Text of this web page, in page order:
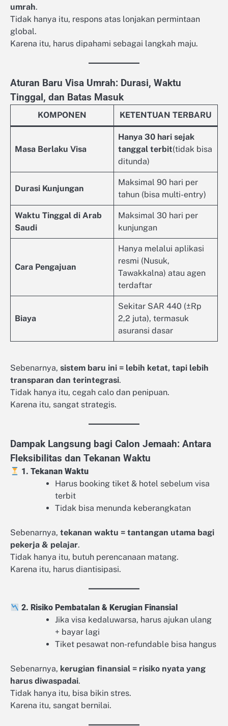
umrah.
Tidak hanya itu, respons atas lonjakan permintaan
global.
Karena itu, harus dipahami sebagai langkah maju.
Aturan Baru Visa Umrah: Durasi, Waktu
Tinggal, dan Batas Masuk
KOMPONEN KETENTUAN TERBARU
Masa Berlaku Visa
Hanya 30 hari sejak
tanggal terbit(tidak bisa
ditunda)
Durasi Kunjungan
Maksimal 90 hari per
tahun (bisa multi-entry)
Waktu Tinggal di Arab
Saudi
Maksimal 30 hari per
kunjungan
Cara Pengajuan
Hanya melalui aplikasi
resmi (Nusuk,
Tawakkalna) atau agen
terdaftar
Biaya
Sekitar SAR 440 (±Rp
2,2 juta), termasuk
asuransi dasar
Sebenarnya, sistem baru ini = lebih ketat, tapi lebih
transparan dan terintegrasi.
Tidak hanya itu, cegah calo dan penipuan.
Karena itu, sangat strategis.
Dampak Langsung bagi Calon Jemaah: Antara
Fleksibilitas dan Tekanan Waktu
1. Tekanan Waktu
Harus booking tiket & hotel sebelum visa
terbit
Tidak bisa menunda keberangkatan
Sebenarnya, tekanan waktu = tantangan utama bagi
pekerja & pelajar.
Tidak hanya itu, butuh perencanaan matang.
Karena itu, harus diantisipasi.
2. Risiko Pembatalan & Kerugian Finansial
Jika visa kedaluwarsa, harus ajukan ulang
+ bayar lagi
Tiket pesawat non-refundable bisa hangus
Sebenarnya, kerugian finansial = risiko nyata yang
harus diwaspadai.
Tidak hanya itu, bisa bikin stres.
Karena itu, sangat bernilai.